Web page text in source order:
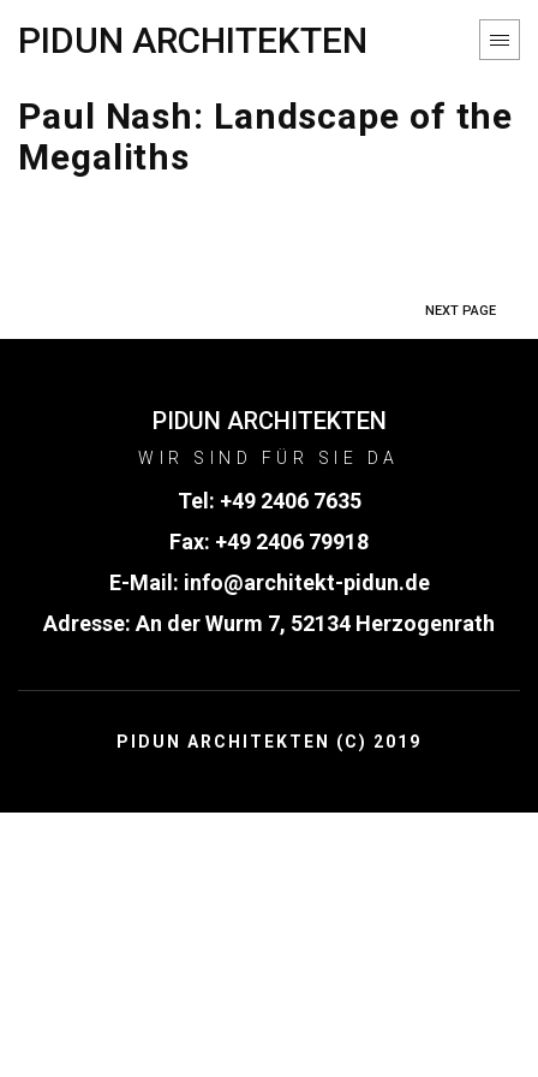
PIDUN ARCHITEKTEN
Paul Nash: Landscape of the
Megaliths
NEXT PAGE
PIDUN ARCHITEKTEN
WIR SIND FÜR SIE DA
Tel: +49 2406 7635
Fax: +49 2406 79918
E-Mail: info@architekt-pidun.de
Adresse: An der Wurm 7, 52134 Herzogenrath
PIDUN ARCHITEKTEN (C) 2019